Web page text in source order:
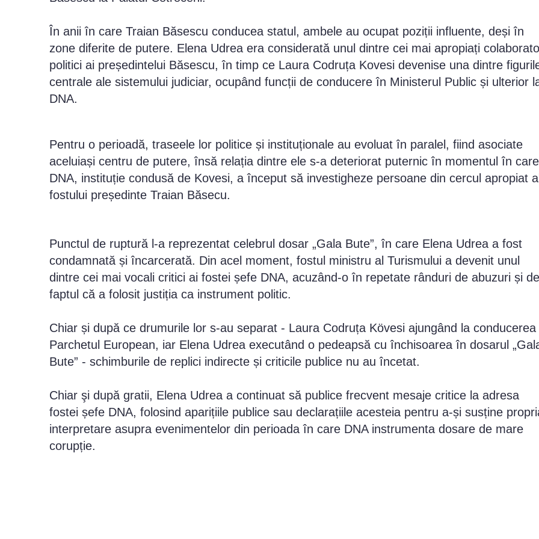
În anii în care Traian Băsescu conducea statul, ambele au ocupat poziții influente, deși în
zone diferite de putere. Elena Udrea era considerată unul dintre cei mai apropiați
politici ai președintelui Băsescu, în timp ce Laura Codruța Kovesi devenise una dintre
centrale ale sistemului judiciar, ocupând funcții de conducere în Ministerul Public și ulterior
DNA.
Pentru o perioadă, traseele lor politice și instituționale au evoluat în paralel, fiind asociate
aceluiași centru de putere, însă relația dintre ele s-a deteriorat puternic în momentul în care
DNA, instituție condusă de Kovesi, a început să investigheze persoane din cercul apropiat
fostului președinte Traian Băsecu.
Punctul de ruptură l-a reprezentat celebrul dosar „Gala Bute”, în care Elena Udrea a fost
condamnată și încarcerată. Din acel moment, fostul ministru al Turismului a devenit unul
dintre cei mai vocali critici ai fostei șefe DNA, acuzând-o în repetate rânduri de abuzuri și de
faptul că a folosit justiția ca instrument politic.
Chiar și după ce drumurile lor s-au separat - Laura Codruța Kövesi ajungând la conducerea
Parchetul European, iar Elena Udrea executând o pedeapsă cu închisoarea în dosarul
Bute” - schimburile de replici indirecte și criticile publice nu au încetat.
Chiar şi după gratii, Elena Udrea a continuat să publice frecvent mesaje critice la adresa
fostei șefe DNA, folosind aparițiile publice sau declarațiile acesteia pentru a-și susține
interpretare asupra evenimentelor din perioada în care DNA instrumenta dosare de mare
corupție.